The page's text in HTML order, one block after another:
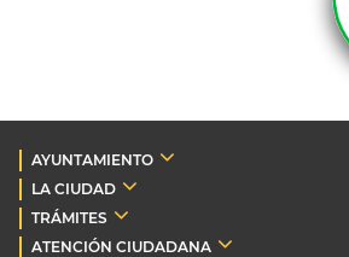
AYUNTAMIENTO
LA CIUDAD
TRÁMITES
ATENCIÓN CIUDADANA